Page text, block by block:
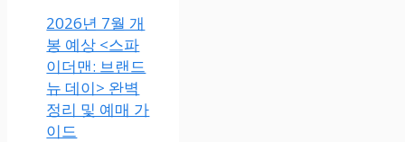
2026년 7월 개
봉 예상 <스파
이더맨: 브랜드
뉴 데이> 완벽
정리 및 예매 가
이드